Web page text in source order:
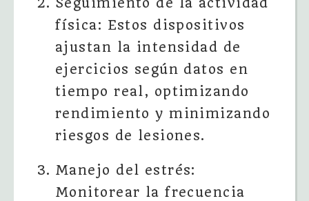
física: Estos dispositivos
ajustan la intensidad de
ejercicios según datos en
tiempo real, optimizando
rendimiento y minimizando
riesgos de lesiones.
Manejo del estrés:
Monitorear la frecuencia